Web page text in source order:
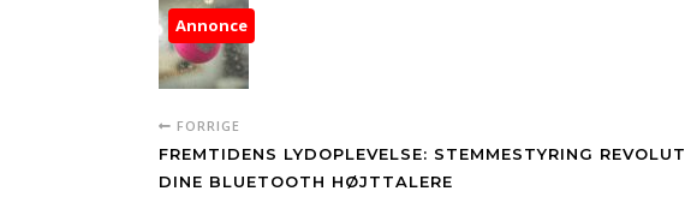
Annonce
FORRIGE
FREMTIDENS LYDOPLEVELSE: STEMMESTYRING
DINE BLUETOOTH HØJTTALERE